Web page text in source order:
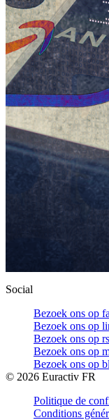
Social
Bezoek ons op
Bezoek ons op
Bezoek ons op
Bezoek ons op
Bezoek ons op
© 2026 Euractiv FR
Politique de
Conditions